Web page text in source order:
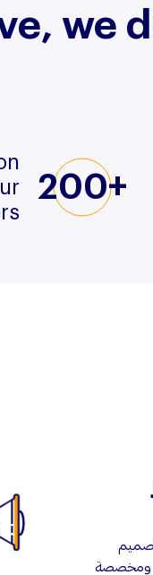
we
200+
ومخصصة